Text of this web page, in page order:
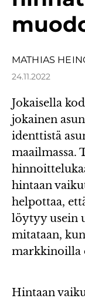
MATHIAS
24.11.2022
Jokaisella
jokainen
identtistä
maailmassa.
hintaan
helpottaa,
löytyy usein
mitataan,
markkinoilla
Hintaan